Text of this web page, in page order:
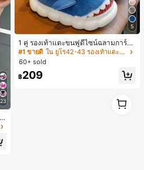
23
5
1 คู่ รองเท้าแตะขนฟูดีไซน์ฉลามการ์ตู
น น่ารักและสนุกสนาน เหมาะสำหรับฤดู
ใบไม้ร่วง/ฤดูหนาว รองเท้าแตะยูนิเซ็ก
ซ์เหล่านี้สามารถสวมใส่ได้ทั้งในร่มและ
กลางแจ้ง ช่วยให้เท้าของคุณอบอุ่นและ
สบาย ทำให้เป็นของตกแต่งบ้านส่วนตัว
#1 ขายดี
ใน ยูโร42-43 รองเท้าแตะใส่ในบ้าน
60+ sold
฿209